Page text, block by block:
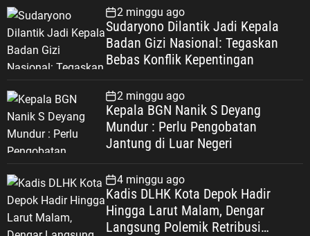
2 minggu ago
Sudaryono Dilantik Jadi Kepala
Badan Gizi Nasional: Tegaskan
Bebas Konflik Kepentingan
2 minggu ago
Kepala BGN Nanik S Deyang
Mundur : Perlu Pengobatan
Jantung di Luar Negeri
4 minggu ago
Kadis DLHK Kota Depok Hadir
Hingga Larut Malam, Dengar
Langsung Polemik Retribusi